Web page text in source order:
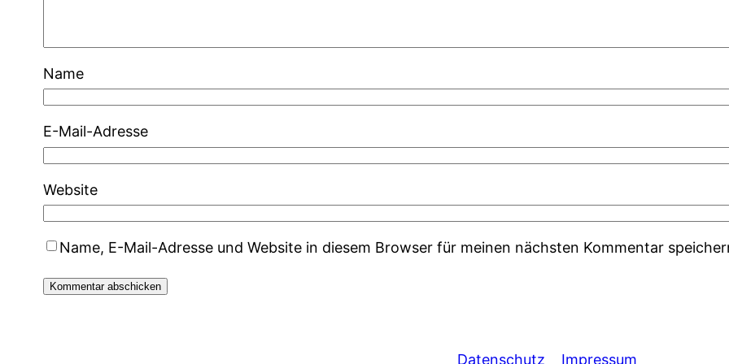
Name
E-Mail-Adresse
Website
Name, E-Mail-Adresse und Website in diesem Browser für meinen nächsten Kommentar
Datenschutz Impressum